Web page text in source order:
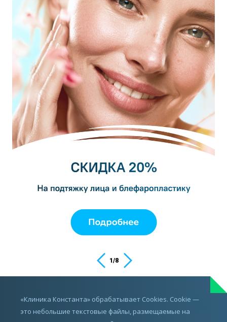
1/8
ИМЕЮТСЯ ПРОТИВОПОКАЗАНИЯ,
ПРОКОНСУЛЬТИРУЙТЕСЬ С ВРАЧОМ
«Клиника Константа» обрабатывает Cookies. Cookie —
это небольшие текстовые файлы, размещаемые на